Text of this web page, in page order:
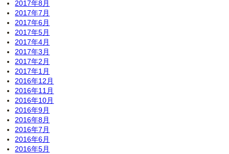
2017年8月
2017年7月
2017年6月
2017年5月
2017年4月
2017年3月
2017年2月
2017年1月
2016年12月
2016年11月
2016年10月
2016年9月
2016年8月
2016年7月
2016年6月
2016年5月